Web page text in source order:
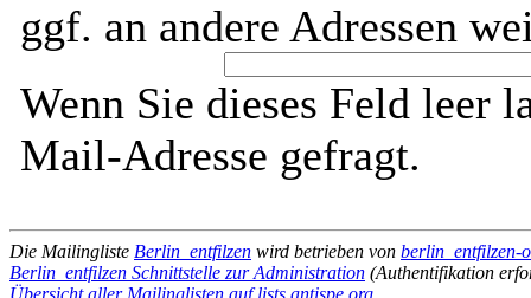
ggf. an andere Adressen
Wenn Sie dieses Feld leer
Mail-Adresse gefragt.
Die Mailingliste Berlin_entfilzen wird betrieben von berlin_entfilzen-
Berlin_entfilzen Schnittstelle zur Administration (Authentifikation
Übersicht aller Mailinglisten auf lists.antispe.org